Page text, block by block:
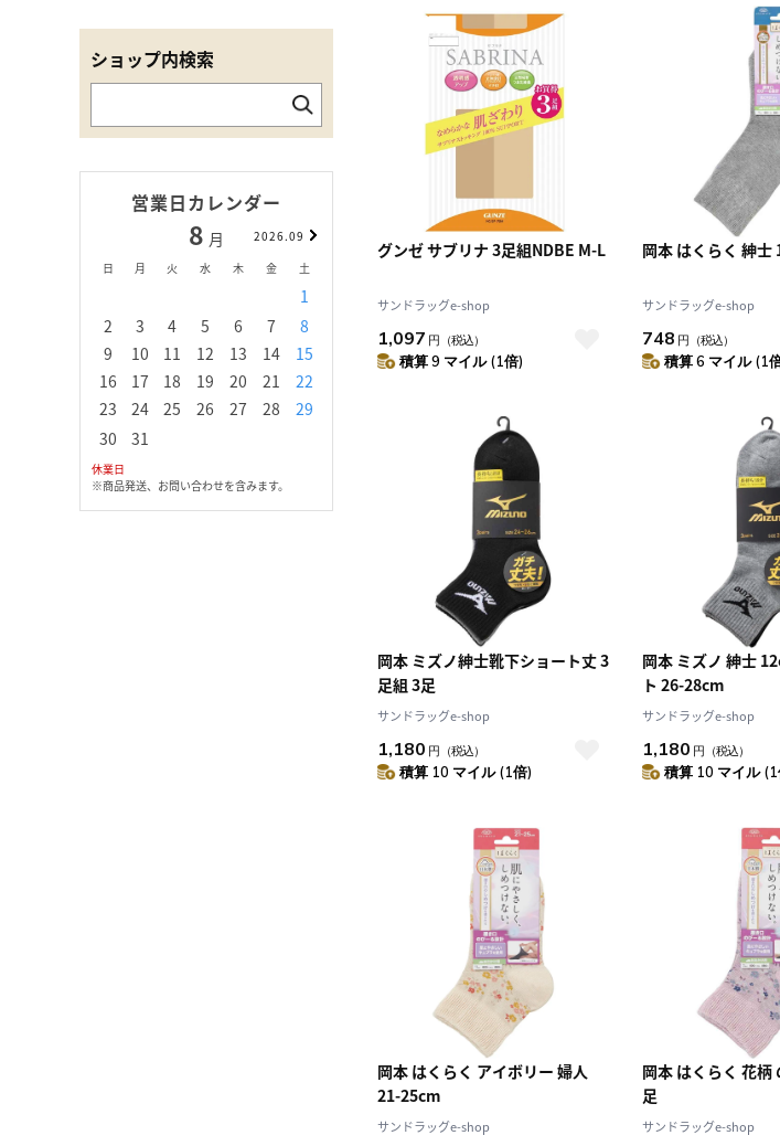
ショップ内検索
営業日カレンダー
8 月
2026.09
日
月 火 水 木 金 土
1
2
3 4 5 6 7
8
9
10 11 12 13 14
15
16
17 18 19 20 21
22
23
24 25 26 27 28
29
30
31
9月
2026.10
1
14 15 16 17 18
10 月
12 13 14 15
休業日
※商品発送、お問い合わせを含みます。
グンゼ サブリナ 3足組NDBE M-L
サンドラッグe-shop
1,097 円 （税込）
積算 9 マイル (1倍)
岡本 はくらく 紳士
サンドラッグe-shop
748 円 （税込）
積算 6 マイル (1
岡本 ミズノ紳士靴下ショート丈 3
足組 3足
サンドラッグe-shop
1,180 円 （税込）
積算 10 マイル (1倍)
岡本 ミズノ 紳士
ト 26-28cm
サンドラッグe-shop
1,180 円 （税込）
積算 10 マイル (1
岡本 はくらく アイボリー 婦人
21-25cm
サンドラッグe-shop
岡本 はくらく 花柄
足
サンドラッグe-shop